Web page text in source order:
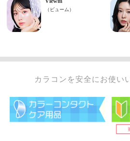
カラコンを安全にお使い